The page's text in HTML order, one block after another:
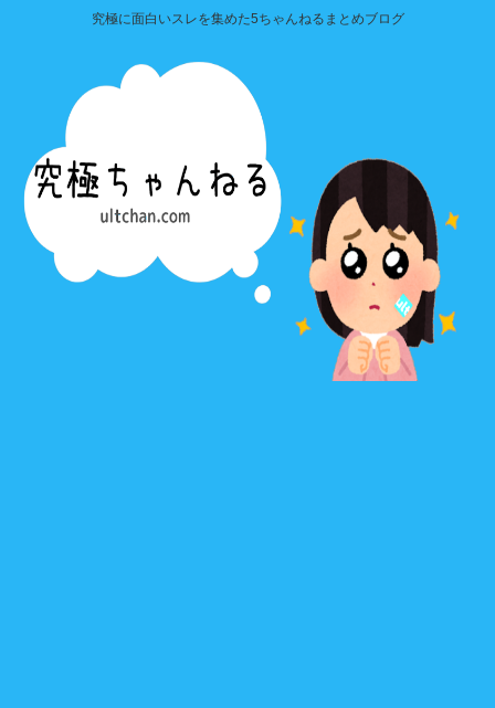
究極に面白いスレを集めた5ちゃんねるまとめブログ